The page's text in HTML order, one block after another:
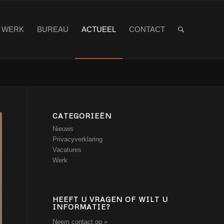
WERK BUREAU ACTUEEL CONTACT
CATEGORIEËN
Nieuws
Privacyverklaring
Vacatures
Werk
HEEFT U VRAGEN OF WILT U
INFORMATIE?
Neem contact op »